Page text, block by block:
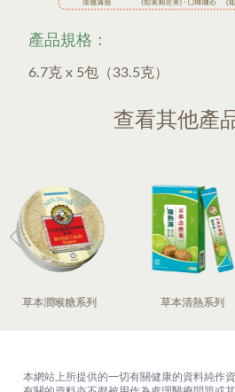
產品規格：
6.7克 x 5包（33.5克）
查看其他產
草本清熱系列
子品牌
念妍方
本網站上所提供的一切有關健康的資料純作